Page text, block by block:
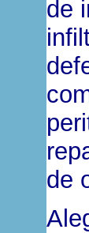
de
de